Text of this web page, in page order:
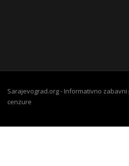
Sarajevograd.org - Informativno zabavni
cenzure